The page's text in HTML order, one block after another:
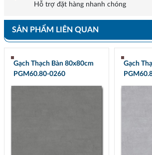
Hỗ trợ đặt hàng nhanh chóng
SẢN PHẨM LIÊN QUAN
Gạch Thạch Bàn 80x80cm
PGM60.80-0260
Gạch